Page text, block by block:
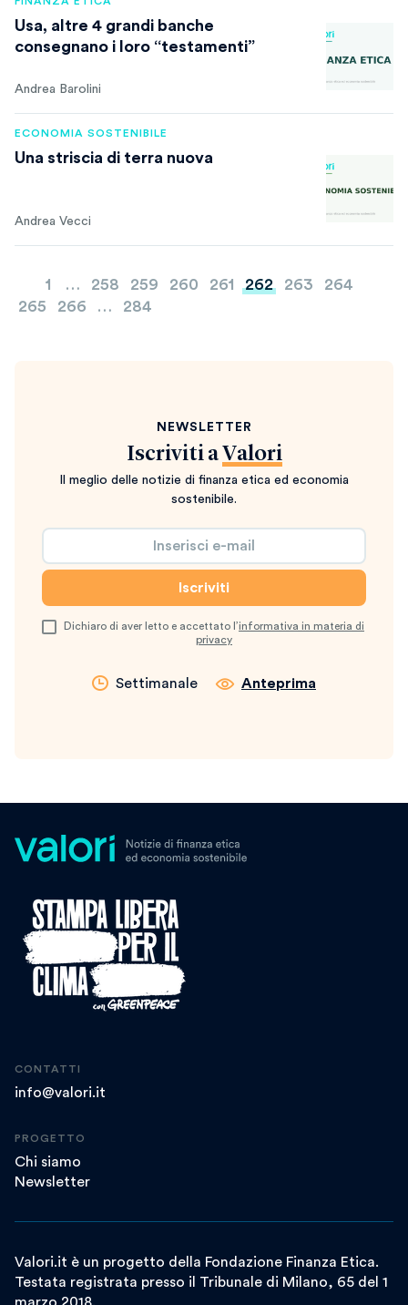
Usa, altre 4 grandi banche
consegnano i loro “testamenti”
Andrea Barolini
ECONOMIA SOSTENIBILE
Una striscia di terra nuova
Andrea Vecci
Paginazione
degli
1 … 258 259 260 261 262 263
264
265
266 … 284
NEWSLETTER
Iscriviti a Valori
Il meglio delle notizie di finanza etica ed economia
sostenibile.
Dichiaro di aver letto e accettato l’informativa in materia di
privacy
Settimanale Anteprima
CONTATTI
info@valori.it
PROGETTO
Chi siamo
Newsletter
Valori.it è un progetto della Fondazione Finanza Etica.
Testata registrata presso il Tribunale di Milano, 65 del 1
marzo 2018.